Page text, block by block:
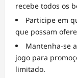
recebe todos os
Participe em
que possam
Mantenha-se
jogo para
limitado.